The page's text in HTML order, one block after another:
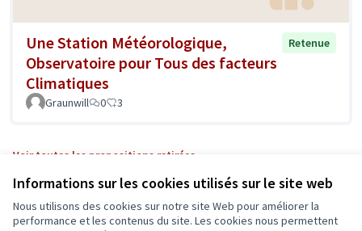
Informations sur les cookies utilisés sur le site web
Nous utilisons des cookies sur notre site Web pour améliorer la
performance et les contenus du site. Les cookies nous permettent
Une Station Météorologique,
Observatoire pour Tous des facteurs
Climatiques
Retenue
Graunwill 0 3
Voir toutes les propositions retirées
Conditions d'utilisation
Paramètres des cookies